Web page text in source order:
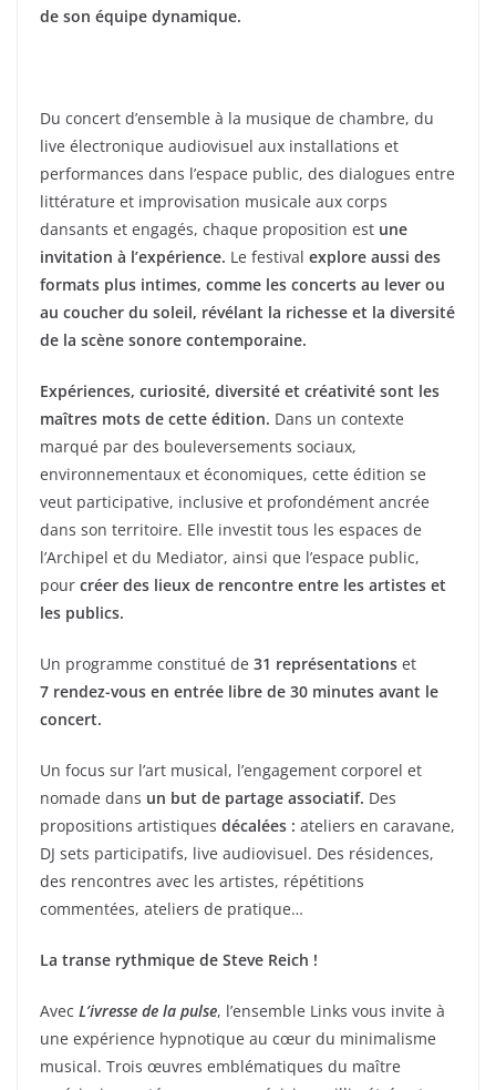
de son équipe dynamique.
Du concert d’ensemble à la musique de chambre, du
live électronique audiovisuel aux installations et
performances dans l’espace public, des dialogues entre
littérature et improvisation musicale aux corps
dansants et engagés, chaque proposition est une
invitation à l’expérience. Le festival explore aussi des
formats plus intimes, comme les concerts au lever ou
au coucher du soleil, révélant la richesse et la diversité
de la scène sonore contemporaine.
Expériences, curiosité, diversité et créativité sont les
maîtres mots de cette édition. Dans un contexte
marqué par des bouleversements sociaux,
environnementaux et économiques, cette édition se
veut participative, inclusive et profondément ancrée
dans son territoire. Elle investit tous les espaces de
l’Archipel et du Mediator, ainsi que l’espace public,
pour créer des lieux de rencontre entre les artistes et
les publics.
Un programme constitué de 31 représentations et
7 rendez-vous en entrée libre de 30 minutes avant le
concert.
Un focus sur l’art musical, l’engagement corporel et
nomade dans un but de partage associatif. Des
propositions artistiques décalées : ateliers en caravane,
DJ sets participatifs, live audiovisuel. Des résidences,
des rencontres avec les artistes, répétitions
commentées, ateliers de pratique…
La transe rythmique de Steve Reich !
Avec L’ivresse de la pulse, l’ensemble Links vous invite à
une expérience hypnotique au cœur du minimalisme
musical. Trois œuvres emblématiques du maître